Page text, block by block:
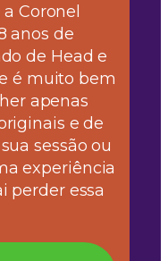
Coronel
anos de
de Head e
é muito bem
apenas
e de
sessão ou
experiência
perder essa